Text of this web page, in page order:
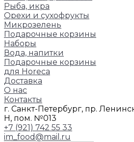
Рыба, икра
Орехи и сухофрукты
Микрозелень
Подарочные корзины
Наборы
Вода, напитки
Подарочные корзины
для Horeca
Доставка
О нас
Контакты
г. Санкт-Петербург, пр.
Н, пом. №013
+7 (921) 742 55 33
im_food@mail.ru